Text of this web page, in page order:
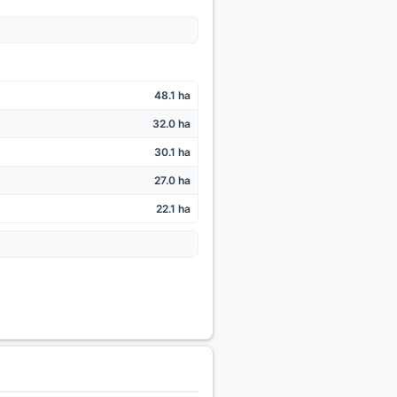
48.1 ha
32.0 ha
30.1 ha
27.0 ha
22.1 ha